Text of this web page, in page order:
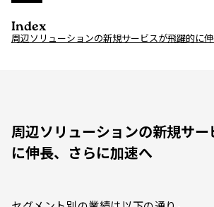
Index
周辺ソリューションの新規サービスが飛躍的に
周辺ソリューションの新規サ
に伸長、さらに加速へ